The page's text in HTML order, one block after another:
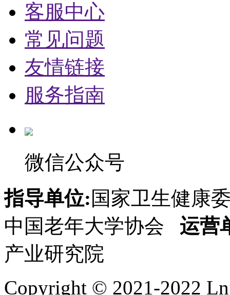
客服中心
常见问题
友情链接
服务指南
微信公众号
指导单位:国家卫生健康
中国老年大学协会 运营
产业研究院
Copyright © 2021-2022